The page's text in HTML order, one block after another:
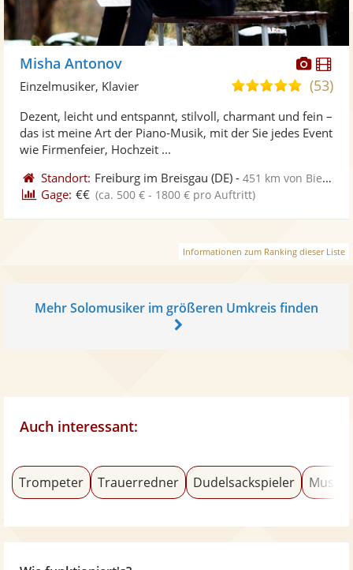
Fotos
Misha Antonov
5,0
5
(53)
Einzelmusiker, Klavier
Dezent, leicht und entspannt, stilvoll, charmant und fein –
das ist meine Art der Piano-Musik, mit der Sie jedes Event
wie Firmenfeier, Hochzeit ...
Standort: Freiburg im Breisgau (DE) -451 km von Bielefeld
Gage: €€ (ca. 500 € - 1800 € pro Auftritt)
Informationen zum Ranking dieser Liste
Mehr Solomusiker im größeren Umkreis finden
Auch interessant:
Trompeter Trauerredner Dudelsackspieler